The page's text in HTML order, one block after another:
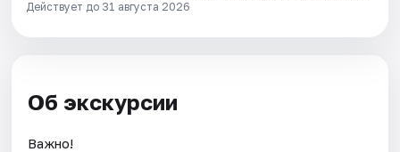
Действует до 31 августа 2026
Об экскурсии
Важно!